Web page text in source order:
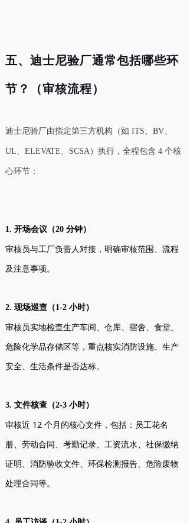
五、迪士尼验厂通常包括哪些环
节？（审核流程）
迪士尼验厂由指定第三方机构（如 ITS、BV、
UL、ELEVATE、SCSA）执行，全程包含 4 个核
心环节：
1. 开场会议（20 分钟）
审核员与工厂负责人对接，明确审核范围、流程
及注意事项。
2. 现场巡查（1-2 小时）
审核员实地检查生产车间、仓库、宿舍、食堂、
危险化学品存储区等，重点核实消防设施、生产
安全、生活条件是否达标。
3. 文件核查（2-3 小时）
审核近 12 个月的核心文件，包括：员工花名
册、劳动合同、考勤记录、工资流水、社保缴纳
证明、消防验收文件、环保检测报告、危险废物
处理合同等。